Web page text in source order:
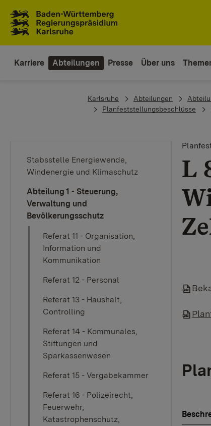
Karriere Abteilungen Presse Über uns
You are here:
Karlsruhe Abteilungen
Planfeststellungsbeschlüsse
Stabsstelle Energiewende,
Windenergie und Klimaschutz
Abteilung 1 - Steuerung,
Verwaltung und
Bevölkerungsschutz
Referat 11 - Organisation,
Information und
Kommunikation
Referat 12 - Personal
Referat 13 - Haushalt,
Controlling
Referat 14 - Kommunales,
Stiftungen und
Sparkassenwesen
Referat 15 - Vergabekammer
Referat 16 - Polizeirecht,
Feuerwehr,
Katastrophenschutz,
L